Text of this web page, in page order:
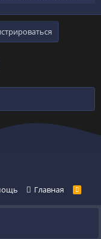
Главная
R
S